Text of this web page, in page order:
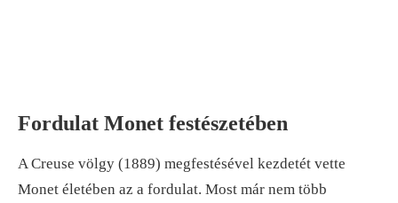
Fordulat Monet festészetében
A Creuse völgy (1889) megfestésével kezdetét vette
Monet életében az a fordulat. Most már nem több